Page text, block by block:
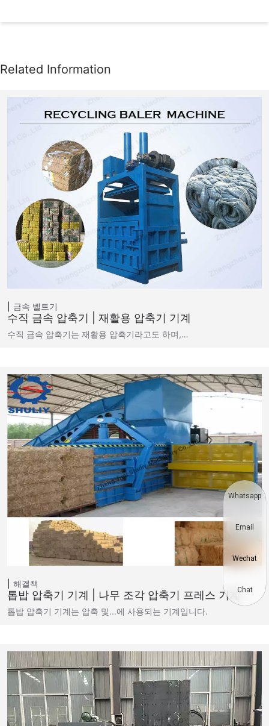
금속 벨트기
수직 금속 압축기 | 재활용 압축기 기계
수직 금속 압축기는 재활용 압축기라고도 하며,…
해결책
톱밥 압축기 기계 | 나무 조각 압축기 프레스 기계
톱밥 압축기 기계는 압축 및...에 사용되는 기계입니다.
Whatsapp
Email
Wechat
Chat